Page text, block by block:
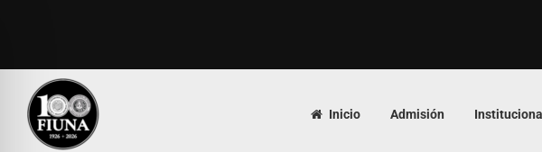
Inicio Admisión Institucional